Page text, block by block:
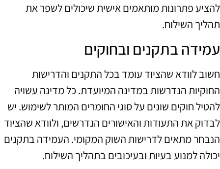
להציע פתרונות מותאמים אישית שיכולים לשפר את
תהליך השילוח.
עמידה בתקנים ובחוקים
חשוב לוודא שהציוד עומד בכל התקנים והדרישות
החוקיות הנדרשות במדינה המיועדת. כל מדינה עשויה
להטיל חוקים שונים על סוגי החומרים המותר לשימוש. יש
לבדוק את התעודות והאישורים הנדרשים, ולוודא שהציוד
הנבחר מתאים לדרישות השוק המקומי. העמידה בתקנים
יכולה למנוע בעיות ובעיכובים בתהליך השילוח.